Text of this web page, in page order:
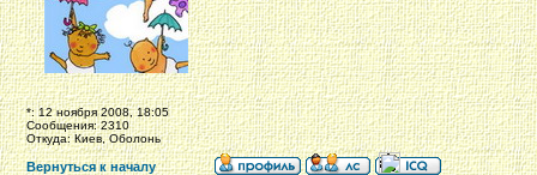
*: 12 ноября 2008, 18:05
Сообщения: 2310
Откуда: Киев, Оболонь
Вернуться к началу